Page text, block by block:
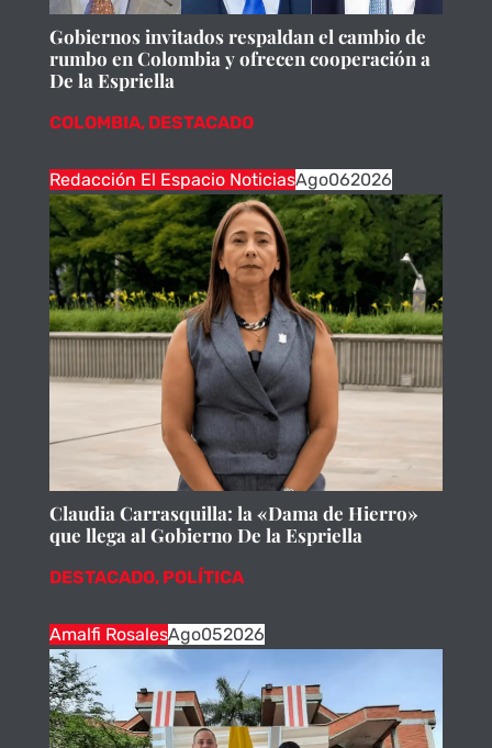
Gobiernos invitados respaldan el cambio de
rumbo en Colombia y ofrecen cooperación a
De la Espriella
COLOMBIA, DESTACADO
Redacción El Espacio NoticiasAgo062026
Claudia Carrasquilla: la «Dama de Hierro»
que llega al Gobierno De la Espriella
DESTACADO, POLÍTICA
Amalfi RosalesAgo052026